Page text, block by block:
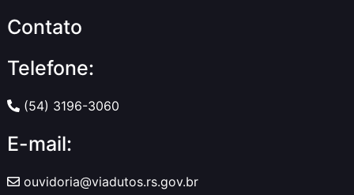
Contato
Telefone:
(54) 3196-3060
E-mail:
ouvidoria@viadutos.rs.gov.br